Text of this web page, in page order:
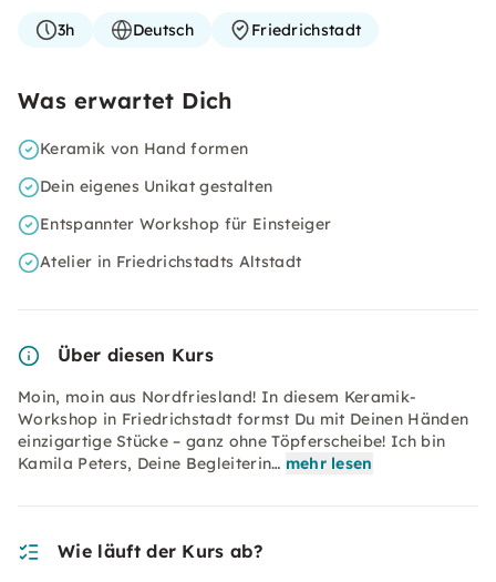
3h Deutsch Friedrichstadt
Was erwartet Dich
Keramik von Hand formen
Dein eigenes Unikat gestalten
Entspannter Workshop für Einsteiger
Atelier in Friedrichstadts Altstadt
Über diesen Kurs
Moin, moin aus Nordfriesland! In diesem Keramik-
Workshop in Friedrichstadt formst Du mit Deinen Händen
einzigartige Stücke – ganz ohne Töpferscheibe! Ich bin
Kamila Peters, Deine Begleiterin… mehr lesen
Wie läuft der Kurs ab?